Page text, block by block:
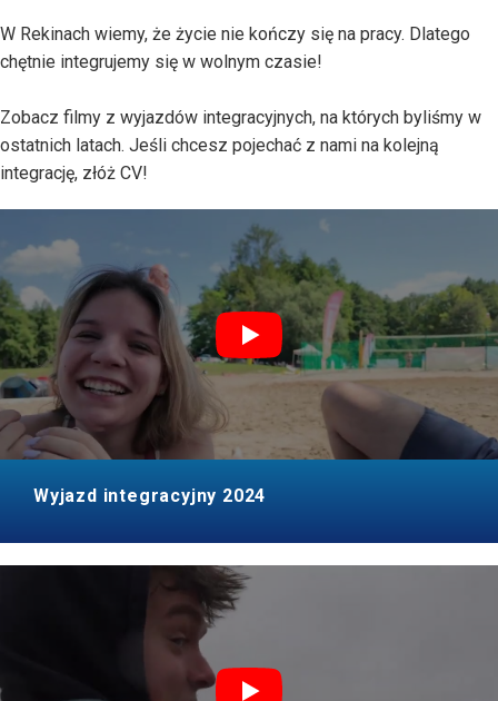
W Rekinach wiemy, że życie nie kończy się na pracy. Dlatego
chętnie integrujemy się w wolnym czasie!
Zobacz filmy z wyjazdów integracyjnych, na których byliśmy w
ostatnich latach. Jeśli chcesz pojechać z nami na kolejną
integrację, złóż CV!
Wyjazd integracyjny 2024